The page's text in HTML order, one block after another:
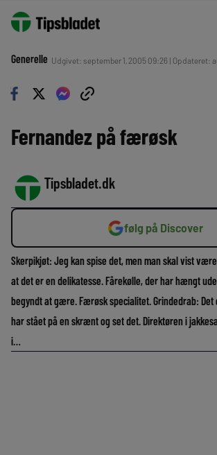
Generelle Udgivet: september 1, 2005 09:26 | Opdateret:
Fernandez på færøsk
Tipsbladet.dk
følg på Discover
Skerpikjøt: Jeg kan spise det, men man skal vist
at det er en delikatesse. Fårekølle, der har hængt
begyndt at gære. Færøsk specialitet. Grindedrab: Det
har stået på en skrænt og set det. Direktøren i
i…